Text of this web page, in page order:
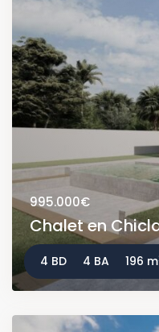
995.000€
Chalet en
4 BD 4 BA 196 m